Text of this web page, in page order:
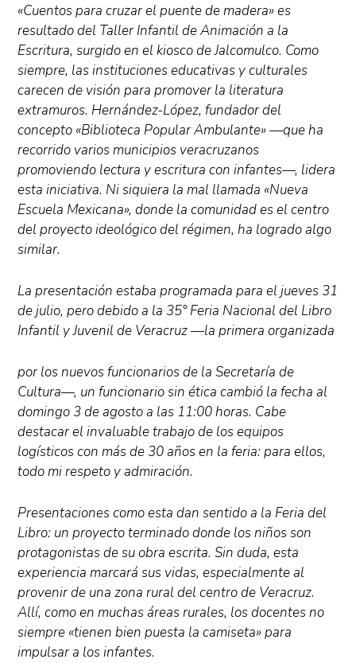
«Cuentos para cruzar el puente de madera» es
resultado del Taller Infantil de Animación a la
Escritura, surgido en el kiosco de Jalcomulco. Como
siempre, las instituciones educativas y culturales
carecen de visión para promover la literatura
extramuros. Hernández-López, fundador del
concepto «Biblioteca Popular Ambulante» —que ha
recorrido varios municipios veracruzanos
promoviendo lectura y escritura con infantes—, lidera
esta iniciativa. Ni siquiera la mal llamada «Nueva
Escuela Mexicana», donde la comunidad es el centro
del proyecto ideológico del régimen, ha logrado algo
similar.
La presentación estaba programada para el jueves 31
de julio, pero debido a la 35° Feria Nacional del Libro
Infantil y Juvenil de Veracruz —la primera organizada
por los nuevos funcionarios de la Secretaría de
Cultura—, un funcionario sin ética cambió la fecha al
domingo 3 de agosto a las 11:00 horas. Cabe
destacar el invaluable trabajo de los equipos
logísticos con más de 30 años en la feria: para ellos,
todo mi respeto y admiración.
Presentaciones como esta dan sentido a la Feria del
Libro: un proyecto terminado donde los niños son
protagonistas de su obra escrita. Sin duda, esta
experiencia marcará sus vidas, especialmente al
provenir de una zona rural del centro de Veracruz.
Allí, como en muchas áreas rurales, los docentes no
siempre «tienen bien puesta la camiseta» para
impulsar a los infantes.